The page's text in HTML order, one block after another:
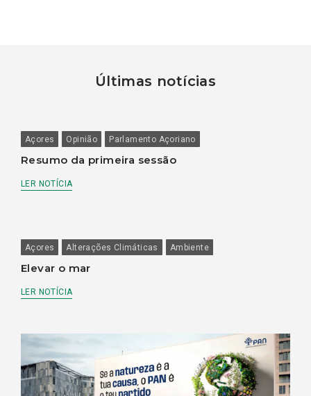
Últimas notícias
Açores Opinião Parlamento Açoriano
Resumo da primeira sessão
LER NOTÍCIA
Açores Alterações Climáticas Ambiente
Elevar o mar
LER NOTÍCIA